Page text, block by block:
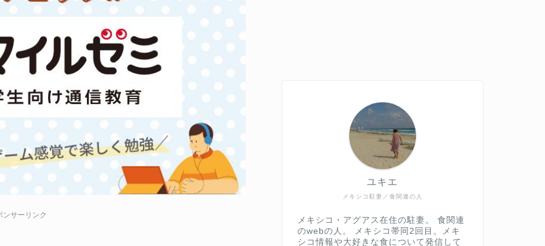
ンサーリンク
メキシコ駐妻／食関連の人
ユキエ
メキシコ・アグアス在住の駐妻。 食関連
のwebの人。 メキシコ帯同2回目。メキ
シコ情報や大好きな食について発信して